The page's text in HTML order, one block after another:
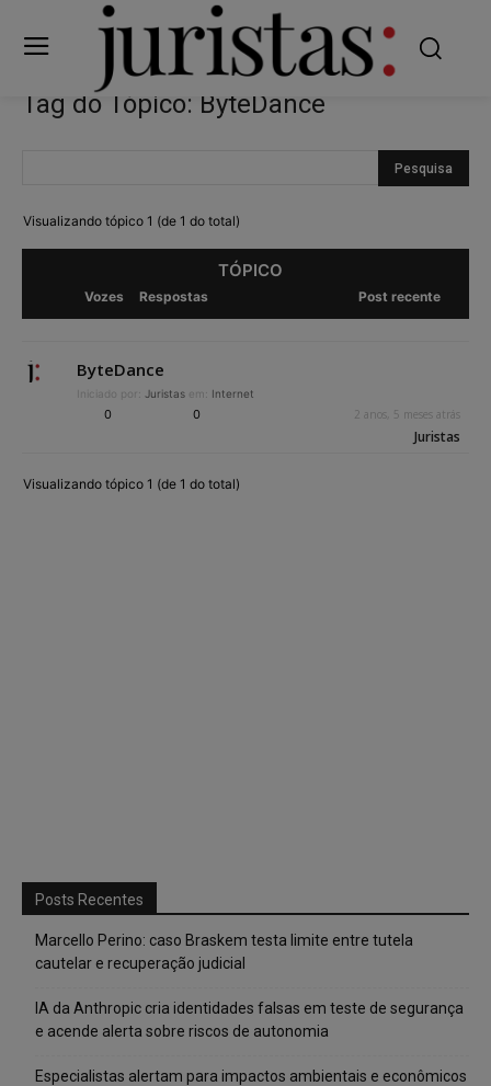
Tag do Tópico: ByteDance
Visualizando tópico 1 (de 1 do total)
TÓPICO
Vozes Respostas Post recente
ByteDance
Iniciado por: Juristas em: Internet
0 0 2 anos, 5 meses atrás
Juristas
Visualizando tópico 1 (de 1 do total)
Posts Recentes
Marcello Perino: caso Braskem testa limite entre tutela
cautelar e recuperação judicial
IA da Anthropic cria identidades falsas em teste de segurança
e acende alerta sobre riscos de autonomia
Especialistas alertam para impactos ambientais e econômicos